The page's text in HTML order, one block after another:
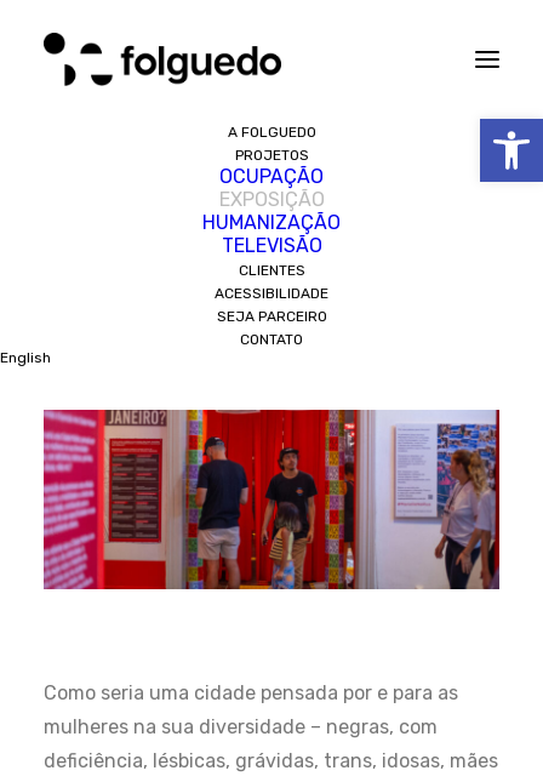
Abrir
A FOLGUEDO
PROJETOS
OCUPAÇÃO
EXPOSIÇÃO
HUMANIZAÇÃO
TELEVISÃO
CLIENTES
ACESSIBILIDADE
SEJA PARCEIRO
CONTATO
English
Exposição Próprios
Cidade Mulher
Como seria uma cidade pensada por e para as
mulheres na sua diversidade – negras, com
deficiência, lésbicas, grávidas, trans, idosas, mães